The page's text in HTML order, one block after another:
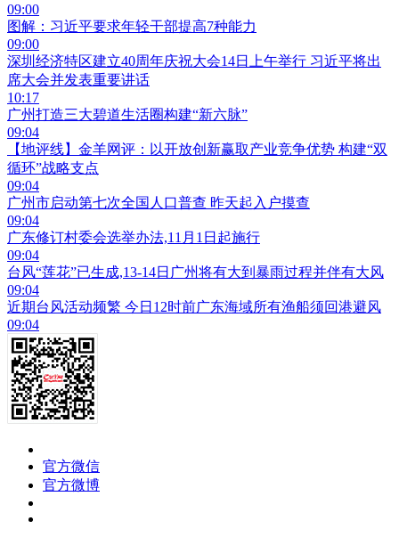
09:00
图解：习近平要求年轻干部提高7种能力
09:00
深圳经济特区建立40周年庆祝大会14日上午举行 习近平将出
席大会并发表重要讲话
10:17
广州打造三大碧道生活圈构建“新六脉”
09:04
【地评线】金羊网评：以开放创新赢取产业竞争优势 构建“双
循环”战略支点
09:04
广州市启动第七次全国人口普查 昨天起入户摸查
09:04
广东修订村委会选举办法,11月1日起施行
09:04
台风“莲花”已生成,13-14日广州将有大到暴雨过程并伴有大风
09:04
近期台风活动频繁 今日12时前广东海域所有渔船须回港避风
09:04
官方微信
官方微博